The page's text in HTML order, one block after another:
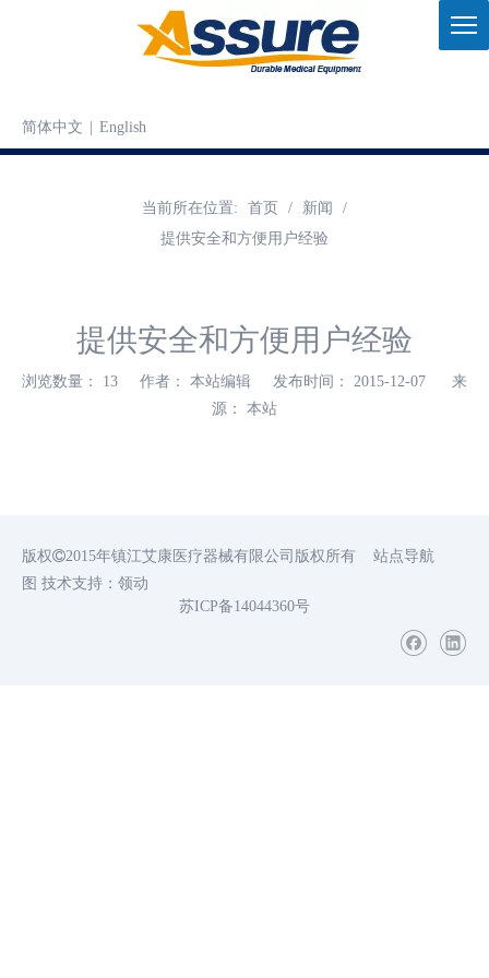
简体中文 English
当前所在位置: 首页 / 新闻
/
提供安全和方便用户经验
提供安全和方便用户经验
浏览数量： 13 作者： 本站编辑 发布时间： 2015-12-07 来
源： 本站
版权2015年镇江艾康医疗器械有限公司版权所有
站点导航
图 技术支持： 领动
苏ICP备14044360号